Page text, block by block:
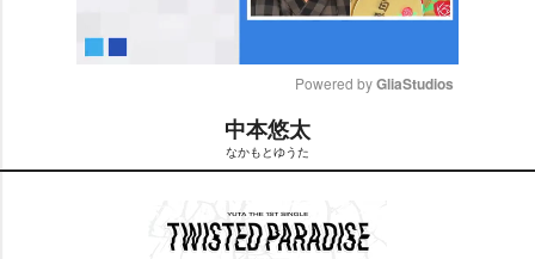
t
Powered by GliaStudios
中本悠太
なかもとゆうた